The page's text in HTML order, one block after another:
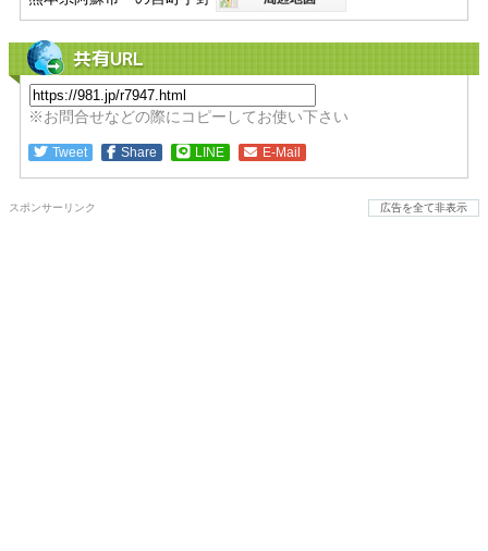
共有URL
※お問合せなどの際にコピーしてお使い下さい
Tweet Share LINE E-Mail
スポンサーリンク 広告を全て非表示